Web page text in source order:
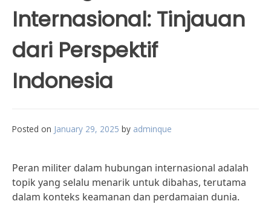
Internasional: Tinjauan
dari Perspektif
Indonesia
Posted on January 29, 2025 by adminque
Peran militer dalam hubungan internasional adalah
topik yang selalu menarik untuk dibahas, terutama
dalam konteks keamanan dan perdamaian dunia.